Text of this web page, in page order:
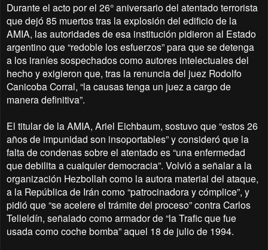
Durante el acto por el 26° aniversario del atentado terrorista
que dejó 85 muertos tras la explosión del edificio de la
AMIA, las autoridades de esa institución pidieron al Estado
argentino que “redoble los esfuerzos” para que se detenga
a los iraníes sospechados como autores intelectuales del
hecho y exigieron que, tras la renuncia del juez Rodolfo
Canicoba Corral, “la causas tenga un juez a cargo de
manera definitiva”.
El titular de la AMIA, Ariel Eichbaum, sostuvo que “estos 26
años de impunidad son insoportables” y consideró que la
falta de condenas sobre el atentado es “una enfermedad
que debilita a cualquier democracia”. Volvió a señalar a la
organización Hezbollah como la autora material del ataque,
a la República de Irán como “patrocinadora y cómplice”, y
pidió que “se acelere el trámite del proceso” contra Carlos
Telleldín, señalado como armador de “la Trafic que fue
usada como coche bomba” aquel 18 de julio de 1994.